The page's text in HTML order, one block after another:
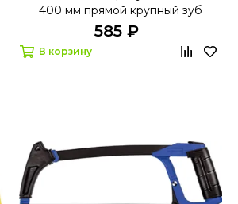
400 мм прямой крупный зуб
быстрый рез поперек волок
585 ₽
В корзину